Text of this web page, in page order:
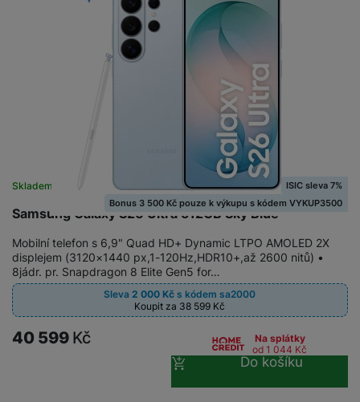
Samsung Galaxy S26 Ultra 512GB Sky Blue
Skladem
ISIC sleva 7%
Bonus 3 500 Kč pouze k výkupu s kódem VYKUP3500
Mobilní telefon s 6,9" Quad HD+ Dynamic LTPO AMOLED 2X
displejem (3120×1440 px,1-120Hz,HDR10+,až 2600 nitů) •
8jádr. pr. Snapdragon 8 Elite Gen5 for…
Sleva2 000Kč s kódemsa2000
Koupit za 38 599 Kč
40 599 Kč
Na splátky
od 1 044 Kč
Do košíku